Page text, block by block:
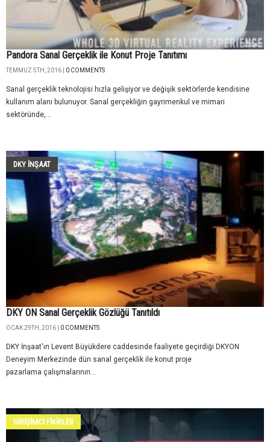
Pandora Sanal Gerçeklik ile Konut Proje Tanıtımı
TEMMUZ 5TH, 2016 | 0 COMMENTS
Sanal gerçeklik teknolojisi hızla gelişiyor ve değişik sektörlerde kendisine
kullanım alanı bulunuyor. Sanal gerçekliğin gayrimenkul ve mimari
sektöründe,...
DKY İNŞAAT
DKY ON Sanal Gerçeklik Gözlüğü Tanıtıldı
OCAK 29TH, 2016 | 0 COMMENTS
DKY İnşaat'ın Levent Büyükdere caddesinde faaliyete geçirdiği DKYON
Deneyim Merkezinde dün sanal gerçeklik ile konut proje
pazarlama çalışmalarının...
GİRİŞİMCİ FİKİRLER